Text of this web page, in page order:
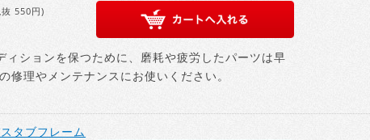
550円)
ィションを保つために、磨耗や疲労したパーツは早
修理やメンテナンスにお使いください。
タブフレーム